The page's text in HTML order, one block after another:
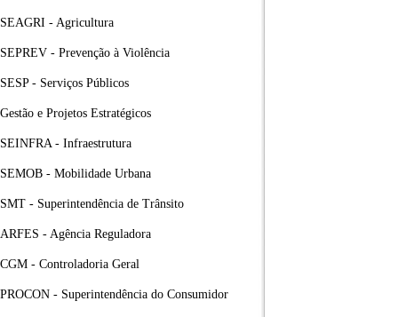
SEAGRI - Agricultura
SEPREV - Prevenção à Violência
SESP - Serviços Públicos
Gestão e Projetos Estratégicos
SEINFRA - Infraestrutura
SEMOB - Mobilidade Urbana
SMT - Superintendência de Trânsito
ARFES - Agência Reguladora
CGM - Controladoria Geral
PROCON - Superintendência do Consumidor